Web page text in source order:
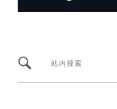
站内搜索